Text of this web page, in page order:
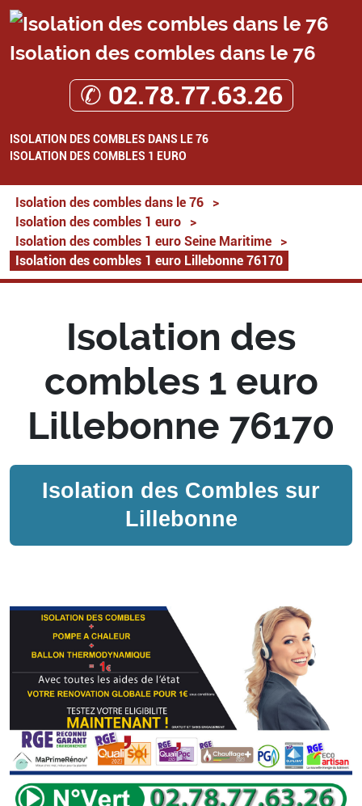
Isolation des combles dans le 76
✆ 02.78.77.63.26
ISOLATION DES COMBLES DANS LE 76
ISOLATION DES COMBLES 1 EURO
Isolation des combles dans le 76
>
Isolation des combles 1 euro
>
Isolation des combles 1 euro Seine Maritime
>
Isolation des combles 1 euro Lillebonne 76170
Isolation des
combles 1 euro
Lillebonne 76170
Isolation des Combles sur
Lillebonne